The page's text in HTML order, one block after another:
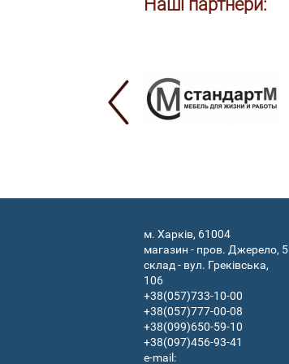
Наші партнери:
м. Харків, 61004
магазин - пров. Джерело, 5
склад - вул. Греківська,
106
+38(057)733-10-00
+38(057)777-00-08
+38(099)650-59-10
+38(097)456-93-41
e-mail: